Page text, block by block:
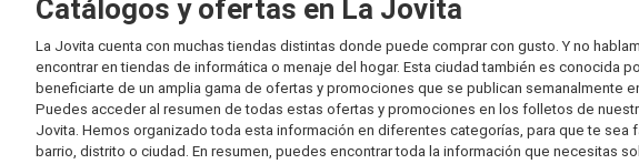
Catálogos y ofertas en La Jovita
La Jovita cuenta con muchas tiendas distintas donde puede comprar con gusto. Y no
encontrar en tiendas de informática o menaje del hogar. Esta ciudad también es conocida
beneficiarte de un amplia gama de ofertas y promociones que se publican semanalmente
Puedes acceder al resumen de todas estas ofertas y promociones en los folletos de
Jovita. Hemos organizado toda esta información en diferentes categorías, para que te
barrio, distrito o ciudad. En resumen, puedes encontrar toda la información que